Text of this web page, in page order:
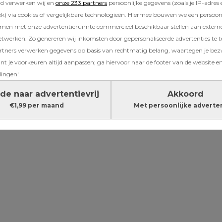
verwerken wij en onze 233 partners persoonlijke gegevens (zoals je IP-adres
via cookies of vergelijkbare technologieën. Hiermee bouwen we een
met onze advertentieruimte commercieel beschikbaar stellen aan
Zo genereren wij inkomsten door gepersonaliseerde advertenties te
verwerken gegevens op basis van rechtmatig belang, waartegen je
je voorkeuren altijd aanpassen; ga hiervoor naar de footer van de website
naar advertentievrij
€1,99 per maand
Akkoord
Met persoonlijke
Bijna als een gewoonte, checkt maar liefst
snel zijn of haar telefoon in bed. Toch blijkt
ze op dat scherm doen, dat hun slaap
Lees verder onder de advertentie